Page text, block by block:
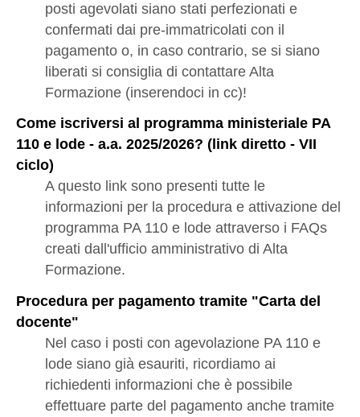
posti agevolati siano stati perfezionati e
confermati dai pre-immatricolati con il
pagamento o, in caso contrario, se si siano
liberati si consiglia di contattare Alta
Formazione (inserendoci in cc)!
Come iscriversi al programma ministeriale PA
110 e lode - a.a. 2025/2026? (link diretto - VII
ciclo)
A questo link sono presenti tutte le
informazioni per la procedura e attivazione del
programma PA 110 e lode attraverso i FAQs
creati dall'ufficio amministrativo di Alta
Formazione.
Procedura per pagamento tramite "Carta del
docente"
Nel caso i posti con agevolazione PA 110 e
lode siano già esauriti, ricordiamo ai
richiedenti informazioni che è possibile
effettuare parte del pagamento anche tramite